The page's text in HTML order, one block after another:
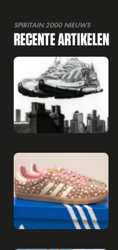
SPIRITAIN 2000 NIEUWS
RECENTE ARTIKELEN